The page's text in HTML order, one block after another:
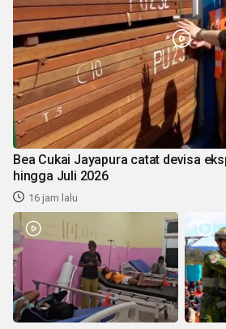
Bea Cukai Jayapura catat devisa
hingga Juli 2026
16 jam lalu